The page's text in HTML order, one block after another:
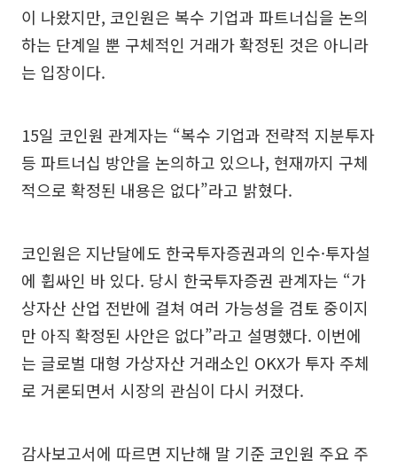
이 나왔지만, 코인원은 복수 기업과 파트너십을 논의
하는 단계일 뿐 구체적인 거래가 확정된 것은 아니라
는 입장이다.
15일 코인원 관계자는 “복수 기업과 전략적 지분투자
등 파트너십 방안을 논의하고 있으나, 현재까지 구체
적으로 확정된 내용은 없다”라고 밝혔다.
코인원은 지난달에도 한국투자증권과의 인수·투자설
에 휩싸인 바 있다. 당시 한국투자증권 관계자는 “가
상자산 산업 전반에 걸쳐 여러 가능성을 검토 중이지
만 아직 확정된 사안은 없다”라고 설명했다. 이번에
는 글로벌 대형 가상자산 거래소인 OKX가 투자 주체
로 거론되면서 시장의 관심이 다시 커졌다.
감사보고서에 따르면 지난해 말 기준 코인원 주요 주